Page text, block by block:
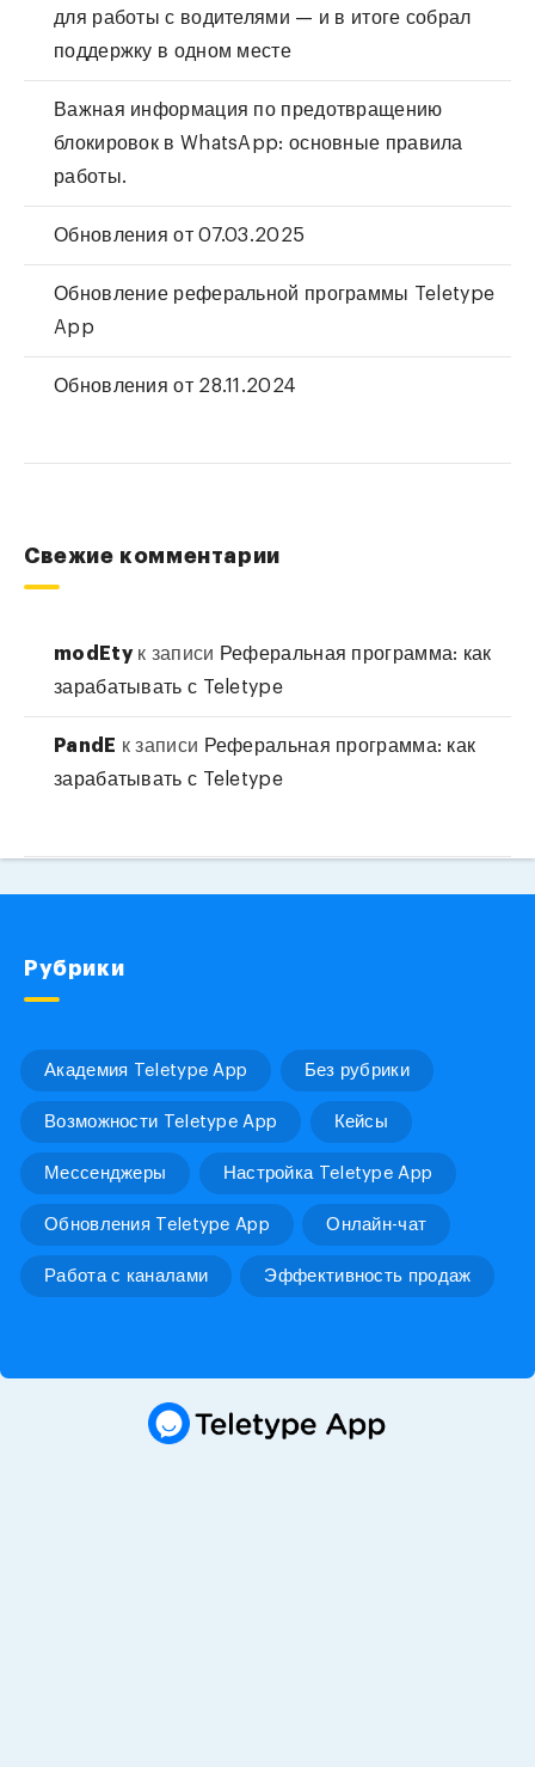
для работы с водителями — и в итоге собрал
поддержку в одном месте
Важная информация по предотвращению
блокировок в WhatsApp: основные правила
работы.
Обновления от 07.03.2025
Обновление реферальной программы Teletype
App
Обновления от 28.11.2024
Свежие комментарии
modEtyк записи Реферальная программа: как
зарабатывать с Teletype
PandE к записи Реферальная программа: как
зарабатывать с Teletype
Рубрики
Академия Teletype App Без рубрики
Возможности Teletype App Кейсы
Мессенджеры Настройка Teletype App
Обновления Teletype App Онлайн-чат
Работа с каналами Эффективность продаж